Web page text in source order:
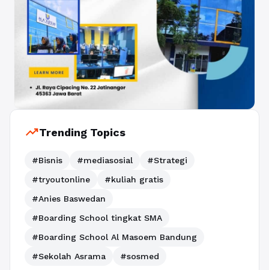
trending_upTrending Topics
#Bisnis #mediasosial
#Strategi
#tryoutonline
#kuliah gratis
#Anies Baswedan
#Boarding School tingkat SMA
#Boarding School Al Masoem Bandung
#Sekolah Asrama
#sosmed